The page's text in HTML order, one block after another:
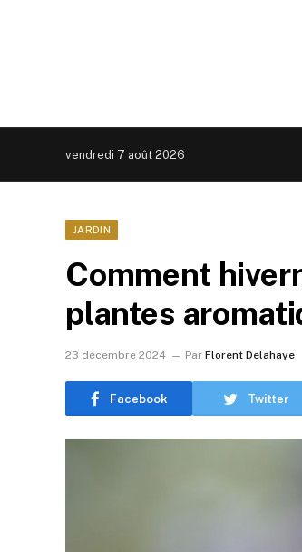
vendredi 7 août 2026
JARDIN
Comment
plantes
23 décembre 2024 Par Florent Delahaye
Facebook Twitter